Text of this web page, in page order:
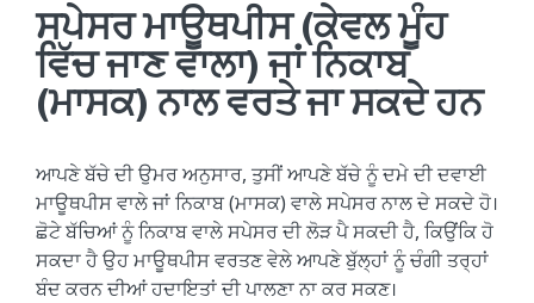
ਸਪੇਸਰ ਮਾਊਥਪੀਸ (ਕੇਵਲ ਮੂੰਹ
ਵਿੱਚ ਜਾਣ ਵਾਲਾ) ਜਾਂ ਨਿਕਾਬ
(ਮਾਸਕ) ਨਾਲ ਵਰਤੇ ਜਾ ਸਕਦੇ ਹਨ
ਆਪਣੇ ਬੱਚੇ ਦੀ ਉਮਰ ਅਨੁਸਾਰ, ਤੁਸੀਂ ਆਪਣੇ ਬੱਚੇ ਨੂੰ ਦਮੇ ਦੀ ਦਵਾਈ
ਮਾਊਥਪੀਸ ਵਾਲੇ ਜਾਂ ਨਿਕਾਬ (ਮਾਸਕ) ਵਾਲੇ ਸਪੇਸਰ ਨਾਲ ਦੇ ਸਕਦੇ ਹੋ।
ਛੋਟੇ ਬੱਚਿਆਂ ਨੂੰ ਨਿਕਾਬ ਵਾਲੇ ਸਪੇਸਰ ਦੀ ਲੋੜ ਪੈ ਸਕਦੀ ਹੈ, ਕਿਉਂਕਿ ਹੋ
ਸਕਦਾ ਹੈ ਉਹ ਮਾਊਥਪੀਸ ਵਰਤਣ ਵੇਲੇ ਆਪਣੇ ਬੁੱਲ੍ਹਾਂ ਨੂੰ ਚੰਗੀ ਤਰ੍ਹਾਂ
ਬੰਦ ਕਰਨ ਦੀਆਂ ਹਦਾਇਤਾਂ ਦੀ ਪਾਲਣਾ ਨਾ ਕਰ ਸਕਣ।